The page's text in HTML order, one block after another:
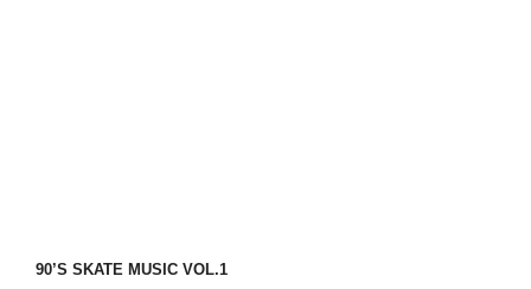
90’S SKATE MUSIC VOL.1